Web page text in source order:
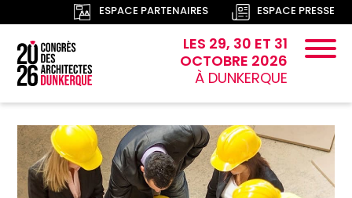
ESPACE PARTENAIRES ESPACE PRESSE
LES 29, 30 ET 31
OCTOBRE 2026
À DUNKERQUE